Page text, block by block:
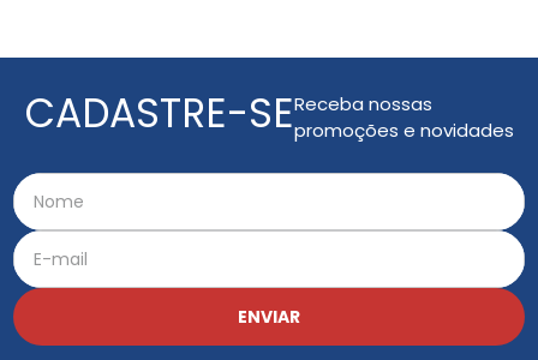
CADASTRE-SEReceba nossas
promoções e novidades
ENVIAR